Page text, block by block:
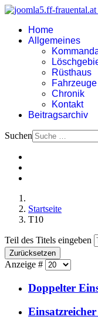
Home
Allgemeines
Rüsthaus
Fahrzeuge
Chronik
Kontakt
Beitragsarchiv
Suchen
Startseite
T10
Teil des Titels eingeben
Zurücksetzen
Anzeige #
Doppelter